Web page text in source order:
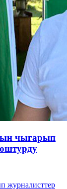
чыгарып
журналисттер